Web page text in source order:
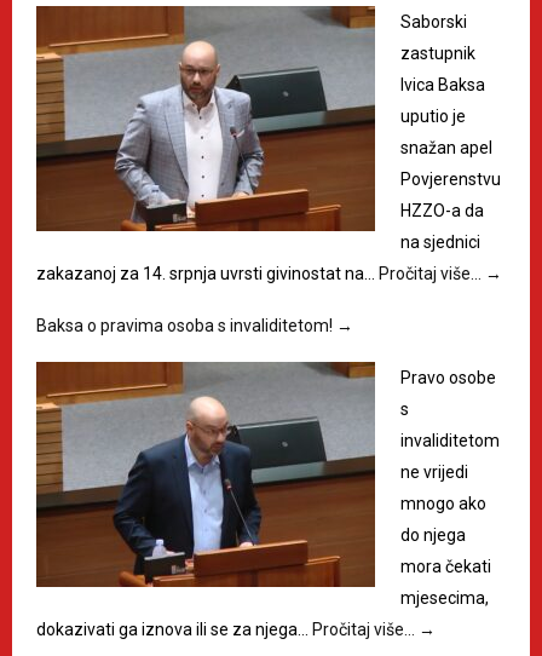
Saborski
zastupnik
Ivica Baksa
uputio je
snažan apel
Povjerenstvu
HZZO-a da
na sjednici
zakazanoj za 14. srpnja uvrsti givinostat na… Pročitaj više… →
Baksa o pravima osoba s invaliditetom! →
Pravo osobe
s
invaliditetom
ne vrijedi
mnogo ako
do njega
mora čekati
mjesecima,
dokazivati ga iznova ili se za njega… Pročitaj više… →